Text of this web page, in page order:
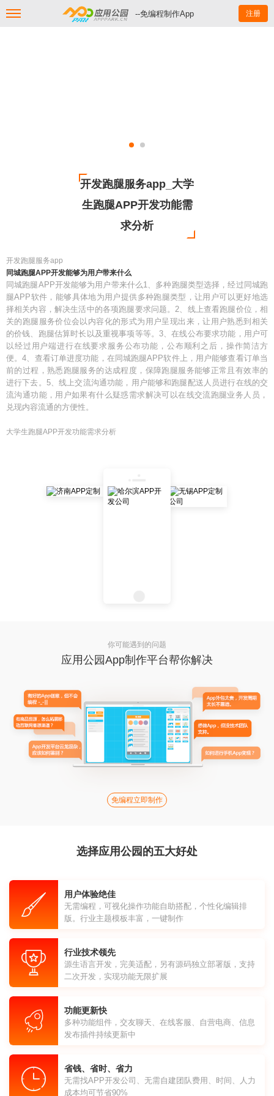
--免编程制作App 注册
开发跑腿服务app_大学
生跑腿APP开发功能需
求分析
开发跑腿服务app
同城跑腿APP开发能够为用户带来什么
同城跑腿APP开发能够为用户带来什么1、多种跑腿类型选择，经过同城跑
腿APP软件，能够具体地为用户提供多种跑腿类型，让用户可以更好地选
择相关内容，解决生活中的各项跑腿要求问题。2、线上查看跑腿价位，相
关的跑腿服务价位会以内容化的形式为用户呈现出来，让用户熟悉到相关
的价钱、跑腿估算时长以及重视事项等等。3、在线公布要求功能，用户可
以经过用户端进行在线要求服务公布功能，公布顺利之后，操作简洁方
便。4、查看订单进度功能，在同城跑腿APP软件上，用户能够查看订单当
前的过程，熟悉跑腿服务的达成程度，保障跑腿服务能够正常且有效率的
进行下去。5、线上交流沟通功能，用户能够和跑腿配送人员进行在线的交
流沟通功能，用户如果有什么疑惑需求解决可以在线交流跑腿业务人员，
兑现内容流通的方便性。
大学生跑腿APP开发功能需求分析
你可能遇到的问题
应用公园App制作平台帮你解决
免编程立即制作
选择应用公园的五大好处
用户体验绝佳
无需编程，可视化操作功能自助搭配，个性化编辑排
版。行业主题模板丰富，一键制作
行业技术领先
源生语言开发，完美适配，另有源码独立部署版，支持
二次开发，实现功能无限扩展
功能更新快
多种功能组件，交友聊天、在线客服、自营电商、信息
发布插件持续更新中
省钱、省时、省力
无需找APP开发公司、无需自建团队费用、时间、人力
成本均可节省90%